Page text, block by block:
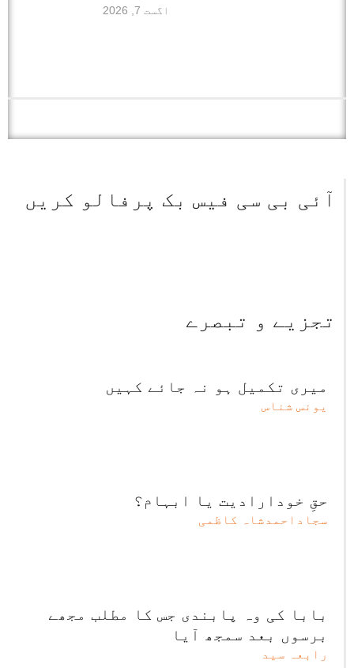
اگست 7, 2026
آئی بی سی فیس بک پرفالو کریں
تجزیے و تبصرے
میری تکمیل ہو نہ جائے کہیں
یونس شناس
حقِ خودارادیت یا ابہام؟
سجاداحمدشاہ کاظمی
بابا کی وہ پابندی جس کا مطلب مجھے
برسوں بعد سمجھ آیا
رابعہ سید